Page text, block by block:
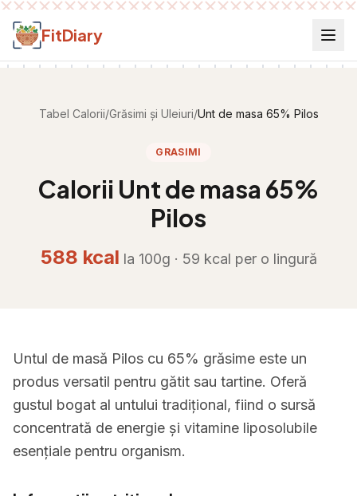
Salt la conținut
FitDiary
Tabel Calorii/Grăsimi și Uleiuri/Unt de masa 65% Pilos
GRASIMI
Calorii Unt de masa 65%
Pilos
588 kcal la 100g · 59 kcal per o lingură
Untul de masă Pilos cu 65% grăsime este un
produs versatil pentru gătit sau tartine. Oferă
gustul bogat al untului tradițional, fiind o sursă
concentrată de energie și vitamine liposolubile
esențiale pentru organism.